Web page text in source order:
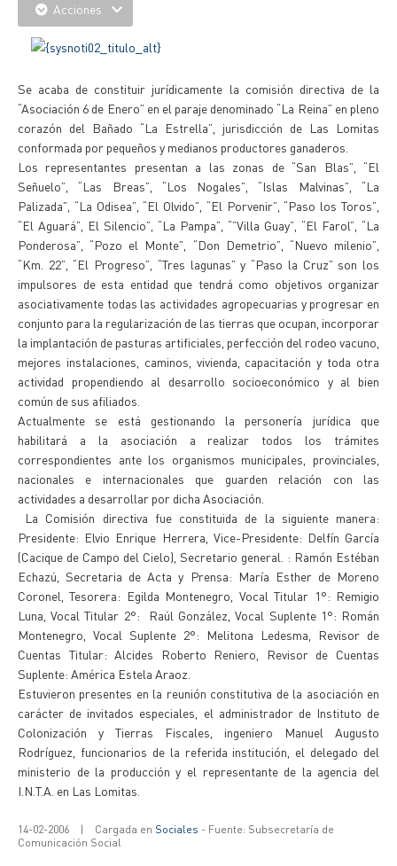
Acciones
Se acaba de constituir jurídicamente la comisión directiva de la
“Asociación 6 de Enero” en el paraje denominado “La Reina” en pleno
corazón del Bañado “La Estrella”, jurisdicción de Las Lomitas
conformada por pequeños y medianos productores ganaderos.
Los representantes presentan a las zonas de “San Blas”, “El
Señuelo”, “Las Breas”, “Los Nogales”, “Islas Malvinas”, “La
Palizada”, “La Odisea”, “El Olvido”, “El Porvenir”, “Paso los Toros”,
“El Aguará”, El Silencio”, “La Pampa”, “”Villa Guay”, “El Farol”, “La
Ponderosa”, “Pozo el Monte”, “Don Demetrio”, “Nuevo milenio”,
“Km. 22”, “El Progreso”, “Tres lagunas” y “Paso la Cruz” son los
impulsores de esta entidad que tendrá como objetivos organizar
asociativamente todas las actividades agropecuarias y progresar en
conjunto para la regularización de las tierras que ocupan, incorporar
la implantación de pasturas artificiales, perfección del rodeo vacuno,
mejores instalaciones, caminos, vivienda, capacitación y toda otra
actividad propendiendo al desarrollo socioeconómico y al bien
común de sus afiliados.
Actualmente se está gestionando la personería jurídica que
habilitará a la asociación a realizar todos los trámites
correspondientes ante los organismos municipales, provinciales,
nacionales e internacionales que guarden relación con las
actividades a desarrollar por dicha Asociación.
La Comisión directiva fue constituida de la siguiente manera:
Presidente: Elvio Enrique Herrera, Vice-Presidente: Delfín García
(Cacique de Campo del Cielo), Secretario general. : Ramón Estéban
Echazú, Secretaria de Acta y Prensa: María Esther de Moreno
Coronel, Tesorera: Egilda Montenegro, Vocal Titular 1°: Remigio
Luna, Vocal Titular 2°: Raúl González, Vocal Suplente 1°: Román
Montenegro, Vocal Suplente 2°: Melitona Ledesma, Revisor de
Cuentas Titular: Alcides Roberto Reniero, Revisor de Cuentas
Suplente: América Estela Araoz.
Estuvieron presentes en la reunión constitutiva de la asociación en
carácter de invitados especiales, el administrador de Instituto de
Colonización y Tierras Fiscales, ingeniero Manuel Augusto
Rodríguez, funcionarios de la referida institución, el delegado del
ministerio de la producción y el representante de la agencia del
I.N.T.A. en Las Lomitas.
14-02-2006 | Cargada en Sociales - Fuente: Subsecretaría de
Comunicación Social